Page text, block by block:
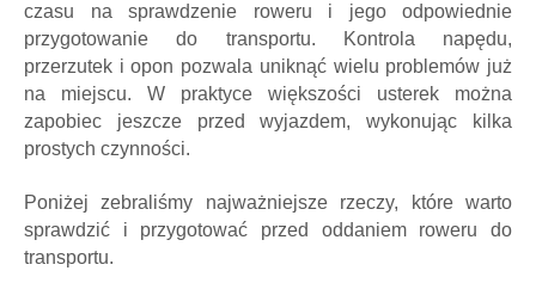
czasu na sprawdzenie roweru i jego odpowiednie
przygotowanie do transportu. Kontrola napędu,
przerzutek i opon pozwala uniknąć wielu problemów już
na miejscu. W praktyce większości usterek można
zapobiec jeszcze przed wyjazdem, wykonując kilka
prostych czynności.
Poniżej zebraliśmy najważniejsze rzeczy, które warto
sprawdzić i przygotować przed oddaniem roweru do
transportu.